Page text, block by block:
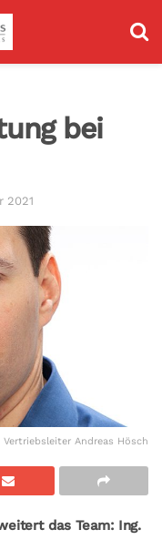
bei
2021
Vertriebsleiter Andreas Hösch
das Team: Ing.